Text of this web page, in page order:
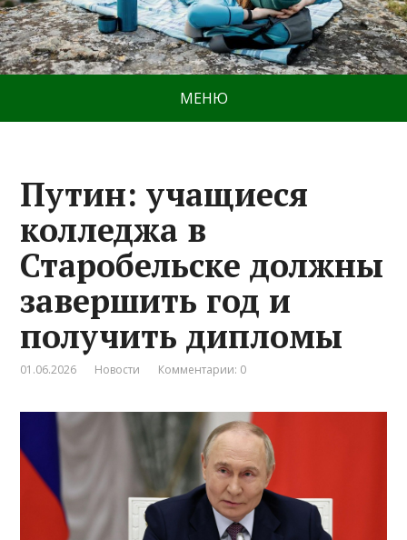
МЕНЮ
Путин: учащиеся
колледжа в
Старобельске должны
завершить год и
получить дипломы
01.06.2026 Новости Комментарии: 0